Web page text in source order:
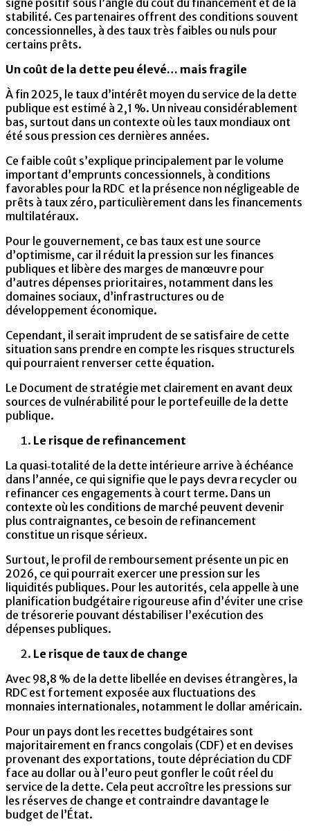
stabilité. Ces partenaires offrent des conditions souvent
concessionnelles, à des taux très faibles ou nuls pour
certains prêts.
Un coût de la dette peu élevé… mais fragile
À fin 2025, le taux d’intérêt moyen du service de la dette
publique est estimé à 2,1 %. Un niveau considérablement
bas, surtout dans un contexte où les taux mondiaux ont
été sous pression ces dernières années.
Ce faible coût s’explique principalement par le volume
important d’emprunts concessionnels, à conditions
favorables pour la RDC et la présence non négligeable de
prêts à taux zéro, particulièrement dans les financements
multilatéraux.
Pour le gouvernement, ce bas taux est une source
d’optimisme, car il réduit la pression sur les finances
publiques et libère des marges de manœuvre pour
d’autres dépenses prioritaires, notamment dans les
domaines sociaux, d’infrastructures ou de
développement économique.
Cependant, il serait imprudent de se satisfaire de cette
situation sans prendre en compte les risques structurels
qui pourraient renverser cette équation.
Le Document de stratégie met clairement en avant deux
sources de vulnérabilité pour le portefeuille de la dette
publique.
Le risque de refinancement
La quasi‑totalité de la dette intérieure arrive à échéance
dans l’année, ce qui signifie que le pays devra recycler ou
refinancer ces engagements à court terme. Dans un
contexte où les conditions de marché peuvent devenir
plus contraignantes, ce besoin de refinancement
constitue un risque sérieux.
Surtout, le profil de remboursement présente un pic en
2026, ce qui pourrait exercer une pression sur les
liquidités publiques. Pour les autorités, cela appelle à une
planification budgétaire rigoureuse afin d’éviter une crise
de trésorerie pouvant déstabiliser l’exécution des
dépenses publiques.
Le risque de taux de change
Avec 98,8 % de la dette libellée en devises étrangères, la
RDC est fortement exposée aux fluctuations des
monnaies internationales, notamment le dollar américain.
Pour un pays dont les recettes budgétaires sont
majoritairement en francs congolais (CDF) et en devises
provenant des exportations, toute dépréciation du CDF
face au dollar ou à l’euro peut gonfler le coût réel du
service de la dette. Cela peut accroître les pressions sur
les réserves de change et contraindre davantage le
budget de l’État.